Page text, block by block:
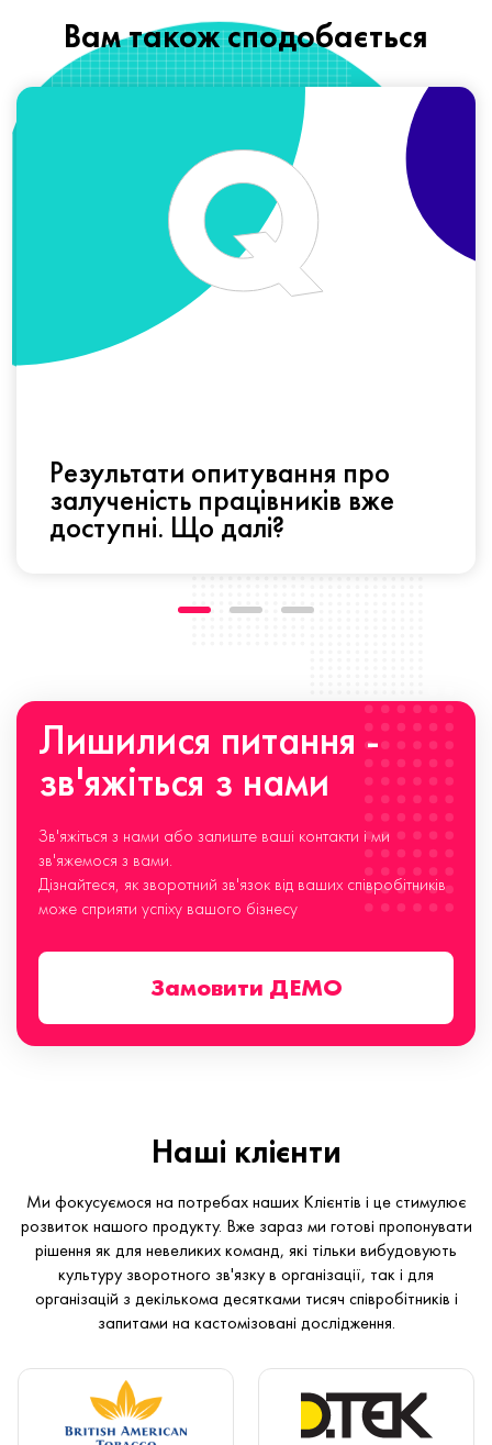
Вам також сподобається
Результати опитування про
залученість працівників вже
доступні. Що далі?
Лишилися питання -
зв'яжіться з нами
Зв'яжіться з нами або залиште ваші контакти і ми
зв'яжемося з вами.
Дізнайтеся, як зворотний зв'язок від ваших співробітників
може сприяти успіху вашого бізнесу
Замовити ДЕМО
Наші клієнти
Ми фокусуємося на потребах наших Клієнтів і це стимулює
розвиток нашого продукту. Вже зараз ми готові пропонувати
рішення як для невеликих команд, які тільки вибудовують
культуру зворотного зв'язку в організації, так і для
організацій з декількома десятками тисяч співробітників і
запитами на кастомізовані дослідження.